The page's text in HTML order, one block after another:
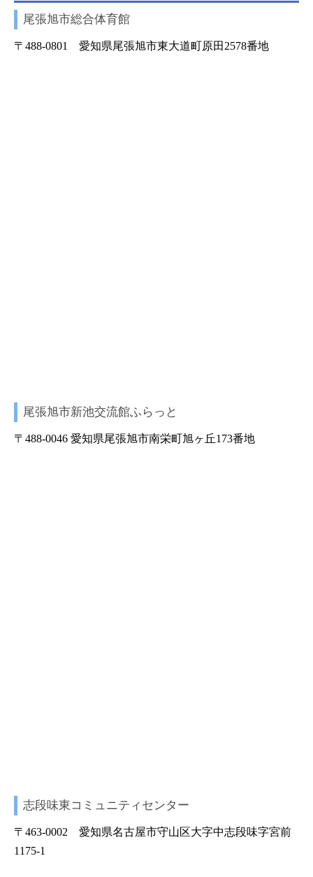
尾張旭市総合体育館
〒488-0801 愛知県尾張旭市東大道町原田2578番地
尾張旭市新池交流館ふらっと
〒488-0046 愛知県尾張旭市南栄町旭ヶ丘173番地
志段味東コミュニティセンター
〒463-0002 愛知県名古屋市守山区大字中志段味字宮前
1175-1